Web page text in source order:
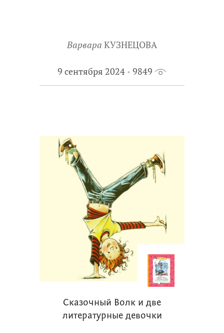
Варвара КУЗНЕЦОВА
9 сентября 2024 9849
Сказочный Волк и две
литературные девочки